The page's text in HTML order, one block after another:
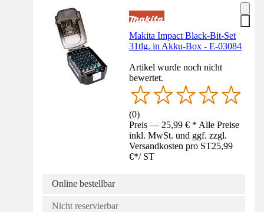
Makita Impact Black-Bit-Set
31tlg. in Akku-Box - E-03084
Artikel wurde noch nicht
bewertet.
(0)
Preis — 25,99 € * Alle Preise
inkl. MwSt. und ggf. zzgl.
Versandkosten pro ST25,99
€*/ ST
Online bestellbar
Nicht reservierbar